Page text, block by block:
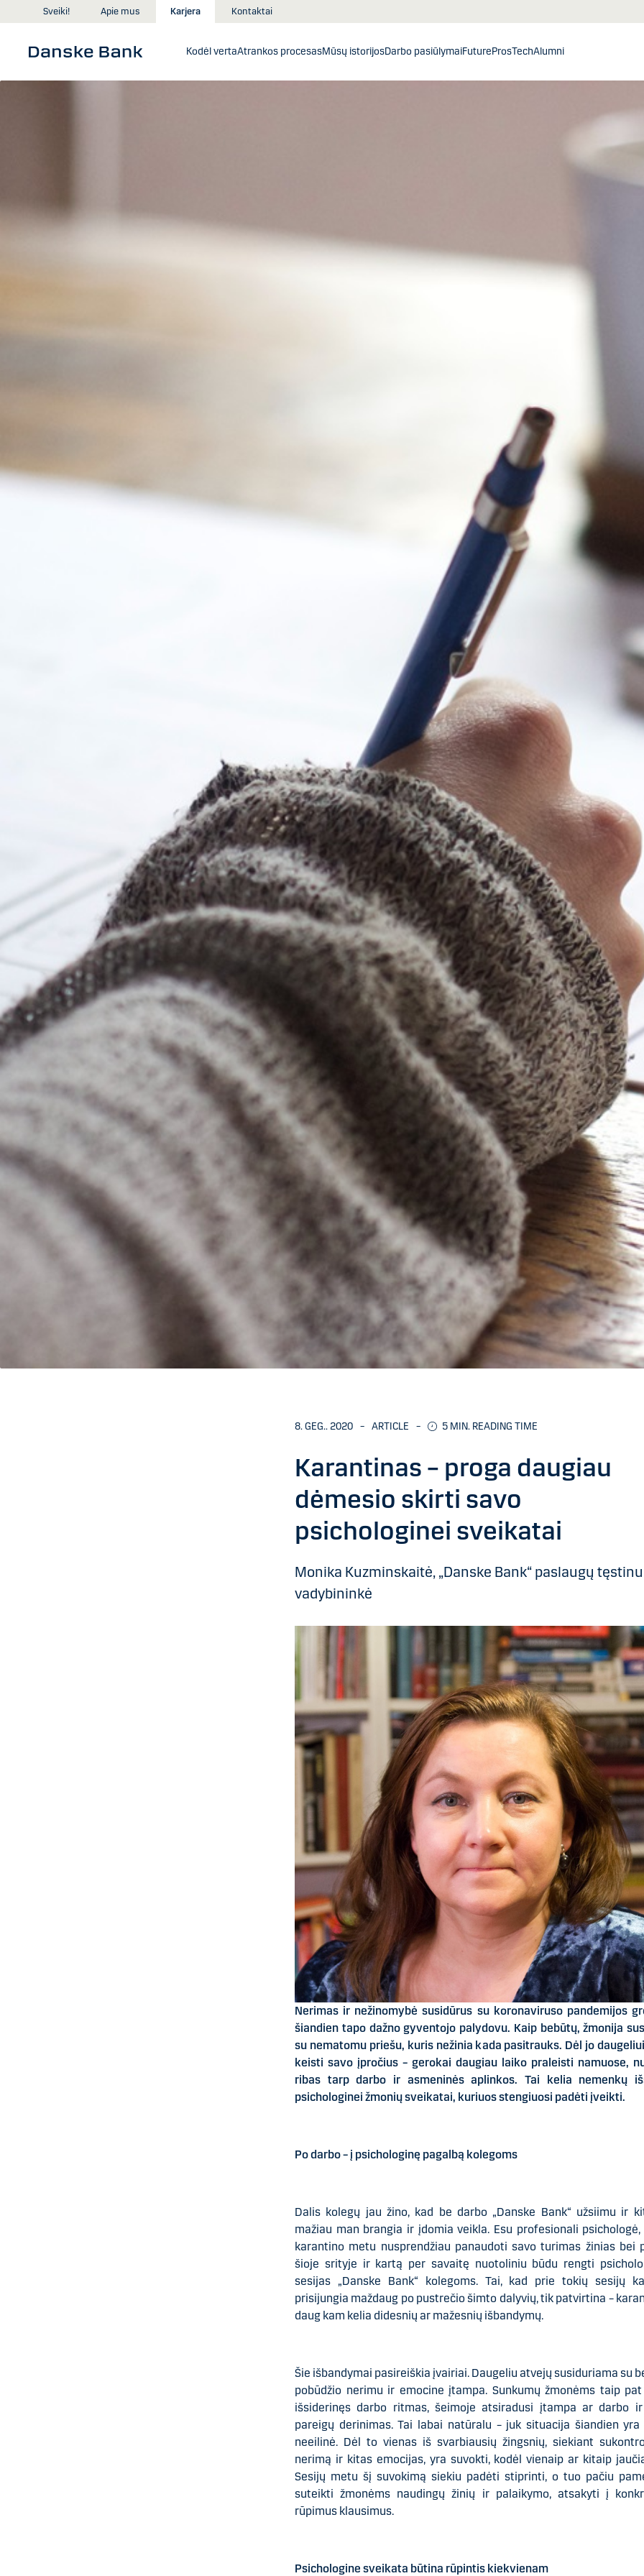
Skip to main content
Sveiki! Apie mus Karjera Kontaktai
Kodėl vertaAtrankos procesasMūsų istorijosDarbo pasiūlymaiFutureProsTechAlumni
8. GEG.. 2020 – ARTICLE – 5 MIN. READING TIME
Karantinas – proga daugiau
dėmesio skirti savo
psichologinei sveikatai
Monika Kuzminskaitė, „Danske Bank“ paslaugų
vadybininkė
Nerimas ir nežinomybė susidūrus su koronaviruso pandemijos
šiandien tapo dažno gyventojo palydovu. Kaip bebūtų, žmonija
su nematomu priešu, kuris nežinia kada pasitrauks. Dėl jo
keisti savo įpročius – gerokai daugiau laiko praleisti namuose,
ribas tarp darbo ir asmeninės aplinkos. Tai kelia nemenkų
psichologinei žmonių sveikatai, kuriuos stengiuosi padėti įveikti.
Po darbo – į psichologinę pagalbą kolegoms
Dalis kolegų jau žino, kad be darbo „Danske Bank“ užsiimu ir
mažiau man brangia ir įdomia veikla. Esu profesionali
karantino metu nusprendžiau panaudoti savo turimas žinias bei
šioje srityje ir kartą per savaitę nuotoliniu būdu rengti
sesijas „Danske Bank“ kolegoms. Tai, kad prie tokių sesijų
prisijungia maždaug po pustrečio šimto dalyvių, tik patvirtina –
daug kam kelia didesnių ar mažesnių išbandymų.
Šie išbandymai pasireiškia įvairiai. Daugeliu atvejų susiduriama su
pobūdžio nerimu ir emocine įtampa. Sunkumų žmonėms taip
išsiderinęs darbo ritmas, šeimoje atsiradusi įtampa ar darbo
pareigų derinimas. Tai labai natūralu – juk situacija šiandien
neeilinė. Dėl to vienas iš svarbiausių žingsnių, siekiant
nerimą ir kitas emocijas, yra suvokti, kodėl vienaip ar kitaip
Sesijų metu šį suvokimą siekiu padėti stiprinti, o tuo pačiu
suteikti žmonėms naudingų žinių ir palaikymo, atsakyti į
rūpimus klausimus.
Psichologine sveikata būtina rūpintis kiekvienam